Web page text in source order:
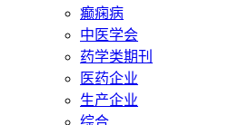
癫痫病
中医学会
药学类期刊
医药企业
生产企业
综合